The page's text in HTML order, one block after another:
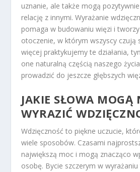
uznanie, ale także mogą
relację z innymi. Wyrażanie
pomaga w budowaniu więzi i
otoczenie, w którym wszyscy czują
więcej praktykujemy te działania,
one naturalną częścią naszego
prowadzić do jeszcze głębszych
JAKIE SŁOWA MOGĄ
WYRAZIĆ
Wdzięczność to piękne uczucie,
wiele sposobów. Czasami
największą moc i mogą znacząco
osobę. Bycie szczerym w